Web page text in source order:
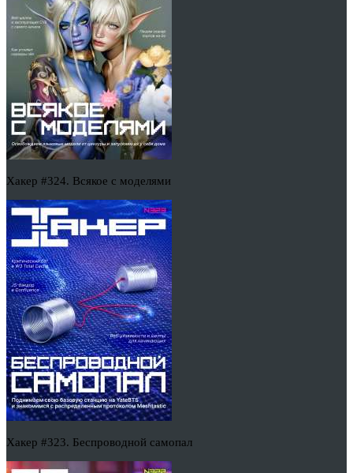
Хакер #324. Всякое с моделями
Хакер #323. Беспроводной самопал